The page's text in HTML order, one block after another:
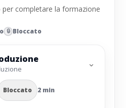
per completare la formazione
Bloccato
Bloccato 2 min
⌄